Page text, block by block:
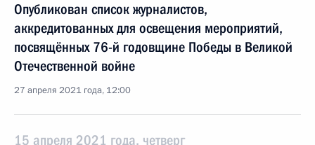
Опубликован список журналистов,
аккредитованных для освещения мероприятий,
посвящённых 76-й годовщине Победы в Великой
Отечественной войне
27 апреля 2021 года, 12:00
15 апреля 2021 года, четверг